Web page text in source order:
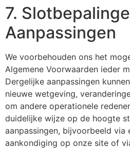
7.
Aanpassingen
We voorbehouden ons het
Algemene Voorwaarden ieder
Dergelijke aanpassingen
nieuwe wetgeving,
om andere operationele
duidelijke wijze op de hoogte
aanpassingen, bijvoorbeeld via
aankondiging op onze site of